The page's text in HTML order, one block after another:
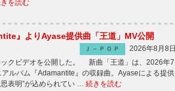
を読む
』よりAyase提供曲「王道」MV公開
Ｊ－ＰＯＰ
2026年8月8日
クビデオを公開した。 新曲「王道」は、2026年7
ルバム『Adamantite』の収録曲。Ayaseによる提供
表明”が込められてい … 続きを読む